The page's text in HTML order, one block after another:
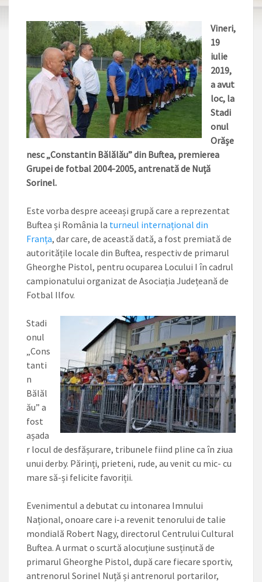
Vineri,
19
iulie
2019,
a avut
loc, la
Stadi
onul
Orășe
nesc „Constantin Bălălău” din Buftea, premierea
Grupei de fotbal 2004-2005, antrenată de Nuță
Sorinel.
Este vorba despre aceeași grupă care a reprezentat
Buftea și România la turneul internațional din
Franța, dar care, de această dată, a fost premiată de
autoritățile locale din Buftea, respectiv de primarul
Gheorghe Pistol, pentru ocuparea Locului I în cadrul
campionatului organizat de Asociația Județeană de
Fotbal Ilfov.
Stadi
onul
„Cons
tanti
n
Bălăl
ău” a
fost
așada
r locul de desfășurare, tribunele fiind pline ca în ziua
unui derby. Părinți, prieteni, rude, au venit cu mic- cu
mare să-și felicite favoriții.
Evenimentul a debutat cu intonarea Imnului
Național, onoare care i-a revenit tenorului de talie
mondială Robert Nagy, directorul Centrului Cultural
Buftea. A urmat o scurtă alocuțiune susținută de
primarul Gheorghe Pistol, după care fiecare sportiv,
antrenorul Sorinel Nuță și antrenorul portarilor,